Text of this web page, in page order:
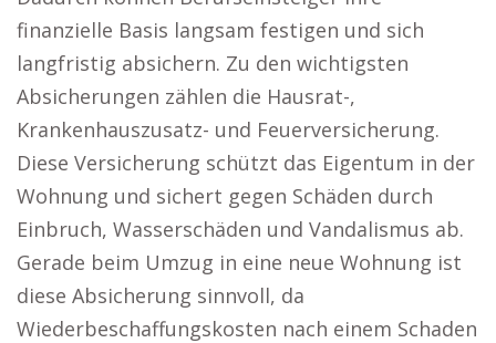
finanzielle Basis langsam festigen und sich
langfristig absichern. Zu den wichtigsten
Absicherungen zählen die Hausrat-,
Krankenhauszusatz- und Feuerversicherung.
Diese Versicherung schützt das Eigentum in der
Wohnung und sichert gegen Schäden durch
Einbruch, Wasserschäden und Vandalismus ab.
Gerade beim Umzug in eine neue Wohnung ist
diese Absicherung sinnvoll, da
Wiederbeschaffungskosten nach einem Schaden